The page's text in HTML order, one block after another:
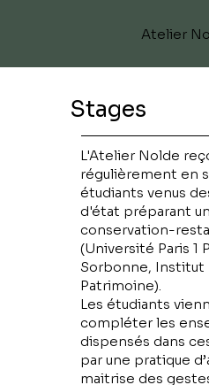
Atelier
Stages
L'Atelier Nolde
régulièrement en
étudiants venus
d'état préparant
conservation-
(Université Paris 1
Sorbonne, Institut
Patrimoine).
Les étudiants
compléter les
dispensés dans
par une pratique
maitrise des